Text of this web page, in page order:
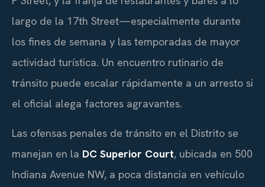
largo de la 17th Street—especialmente durante
los fines de semana y las temporadas de mayor
actividad turística. Un encuentro rutinario de
tránsito puede escalar rápidamente a un arresto si
el oficial alega factores agravantes.
Las ofensas penales de tránsito en el Distrito se
manejan en la DC Superior Court, ubicada en 500
Indiana Avenue NW, a poca distancia en vehículo